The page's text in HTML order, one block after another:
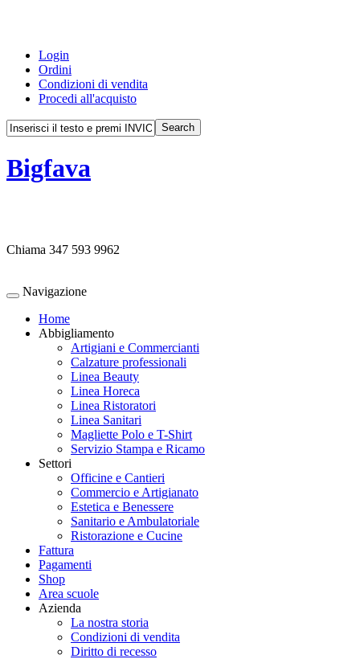
Login
Ordini
Condizioni di vendita
Procedi all'acquisto
Bigfava
Chiama 347 593 9962
Navigazione
Home
Abbigliamento
Artigiani e Commercianti
Calzature professionali
Linea Beauty
Linea Horeca
Linea Ristoratori
Linea Sanitari
Magliette Polo e T-Shirt
Servizio Stampa e Ricamo
Settori
Officine e Cantieri
Commercio e Artigianato
Estetica e Benessere
Sanitario e Ambulatoriale
Ristorazione e Cucine
Fattura
Pagamenti
Shop
Area scuole
Azienda
La nostra storia
Condizioni di vendita
Diritto di recesso